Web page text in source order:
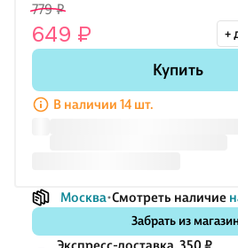
соответствующим формируемым в
навыкам. Это обеспечивает
разных по содержанию заданиях.
Использование тетради-тренажёра
активизацию процесса обучения и
779 ₽
649 ₽ +
Купить
В наличии 14 шт.
Москва Смотреть наличие
Забрать из